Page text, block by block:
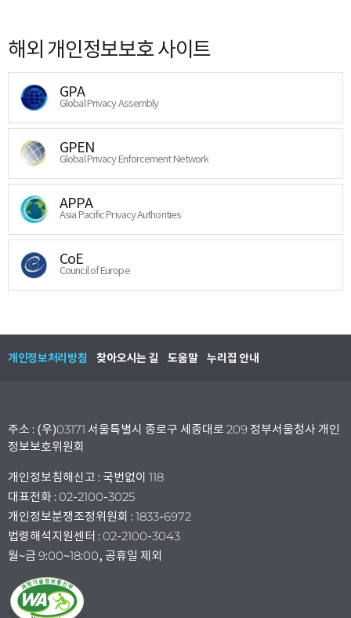
해외 개인정보보호 사이트
GPA
Global Privacy Assembly
GPEN
Global Privacy Enforcement Network
APPA
Asia Pacific Privacy Authorities
CoE
Council of Europe
개인정보처리방침 찾아오시는 길 도움말 누리집 안내
주소 : (우)03171 서울특별시 종로구 세종대로 209 정부서울청사 개인
정보보호위원회
개인정보침해신고 : 국번없이 118
대표전화 : 02-2100-3025
개인정보분쟁조정위원회 : 1833-6972
법령해석지원센터 : 02-2100-3043
월~금 9:00~18:00, 공휴일 제외